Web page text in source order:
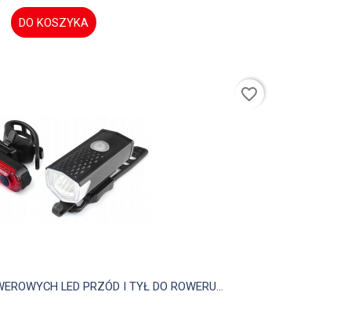
DO KOSZYKA
Szybki podgląd
LED PRZÓD I TYŁ DO ROWERU...
favorite_border